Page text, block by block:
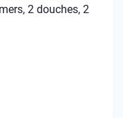
2 douches, 2